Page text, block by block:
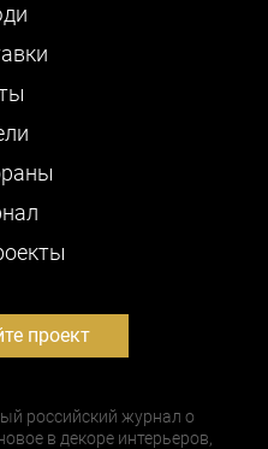
проект
российский журнал о
в декоре интерьеров,